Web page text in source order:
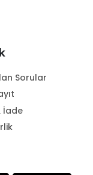
Sorular
İade